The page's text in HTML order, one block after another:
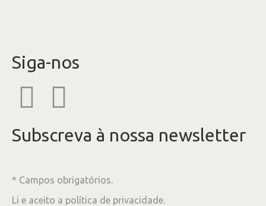
Siga-nos
Subscreva à nossa newsletter
* Campos obrigatórios.
Li e aceito a política de privacidade.